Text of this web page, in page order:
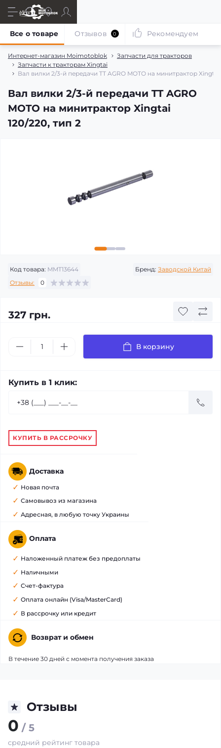
Интернет-магазин Moimotoblok
Запчасти для тракторов
Запчасти к тракторам Xingtai
Вал вилки 2/3-й передачи TT AGRO MOTO на минитрактор Xingtai
Вал вилки 2/3-й передачи TT AGRO
MOTO на минитрактор Xingtai
120/220, тип 2
Все о товаре Отзывов 0 Рекомендуем
Код товара: MMT13644 Бренд: Заводской Китай
Отзывы:
0
327 грн.
В корзину
Купить в 1 клик:
КУПИТЬ В РАССРОЧКУ
Доставка
Новая почта
Самовывоз из магазина
Адресная, в любую точку Украины
Оплата
Наложенный платеж без предоплаты
Наличными
Счет-фактура
Оплата онлайн (Visa/MasterCard)
В рассрочку или кредит
Возврат и обмен
В течение 30 дней с момента получения заказа
Отзывы
0 / 5
средний рейтинг товара